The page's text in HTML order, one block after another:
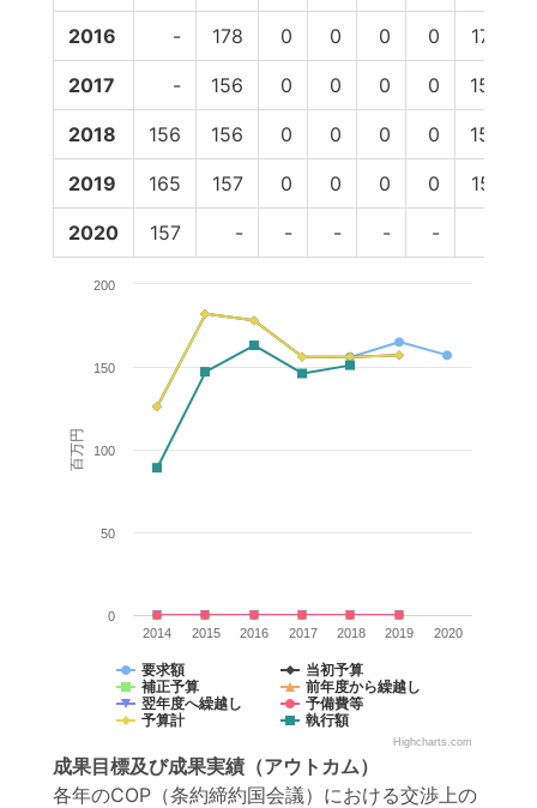
2016 - 178 0 0 0 0 178
2017 - 156 0 0 0 0 156
2018 156 156 0 0 0 0 156
2019 165 157 0 0 0 0 157
2020 157 - - - - -
百万円
要求額
当初予算
補正予算
前年度から繰越し
翌年度へ繰越し
予備費等
予算計
執行額
2014 2015 2016 2017 2018 2019 2020
0
50
100
150
200
Highcharts.com
成果目標及び成果実績 （アウトカム）
各年のCOP（条約締約国会議）における交渉上の